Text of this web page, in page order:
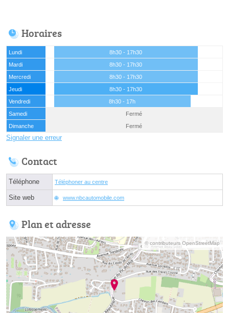
Horaires
Lundi
8h30 - 17h30
Mardi
8h30 - 17h30
Mercredi
8h30 - 17h30
Jeudi
8h30 - 17h30
Vendredi
8h30 - 17h
Samedi
Fermé
Dimanche
Fermé
Signaler une erreur
Contact
Téléphone Téléphoner au centre
Site web www.nbcautomobile.com
Plan et adresse
© contributeurs OpenStreetMap